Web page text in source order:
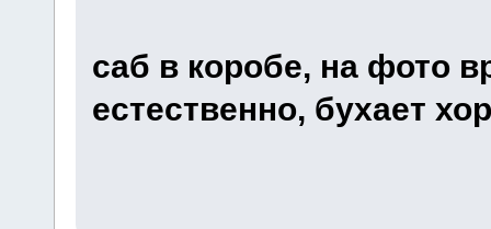
саб в коробе, на фото
естественно, бухает